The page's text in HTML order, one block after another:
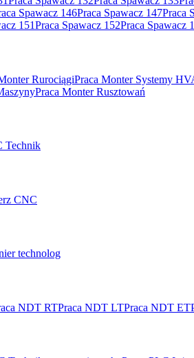
Spawacz 146Praca Spawacz 147Praca
151Praca Spawacz 152Praca Spawacz
RurociągiPraca Monter Systemy
Praca Monter Rusztowań
Technik
CNC
technolog
NDT RTPraca NDT LTPraca NDT ET